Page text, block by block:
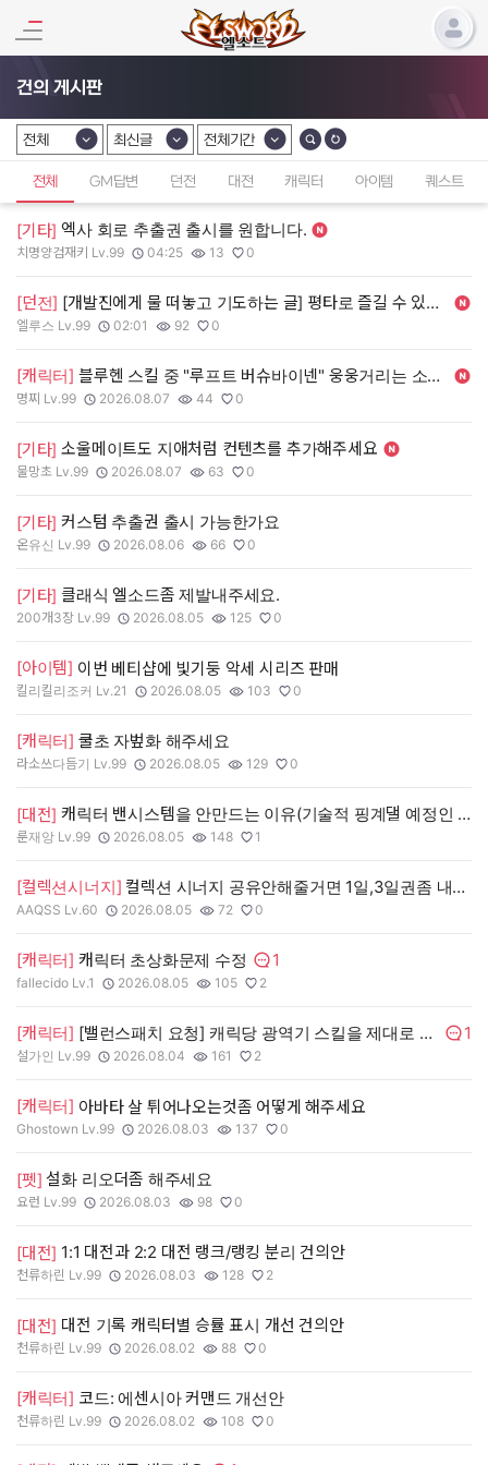
건의 게시판
카테고리 선택
전체
카테고리 선택
최신글
카테고리 선택
전체기간
전체 GM답변 던전 대전 캐릭터 아이템 퀘스트
[기타] 엑사 회로 추출권 출시를 원합니다.
작성자:
치명양검재키 Lv.99
작성일:
04:25
조회수:
13
추천수:
0
[던전] [개발진에게 물 떠놓고 기도하는 글] 평타로 즐길 수 있는 신 던전을 내주세요
작성자:
엘루스 Lv.99
작성일:
02:01
조회수:
92
추천수:
0
[캐릭터] 블루헨 스킬 중 "루프트 버슈바이넨" 웅웅거리는 소리 삭제 해 주세요 ㅠㅠ
작성자:
명찌 Lv.99
작성일:
2026.08.07
조회수:
44
추천수:
0
[기타] 소울메이트도 지애처럼 컨텐츠를 추가해주세요
작성자:
물망초 Lv.99
작성일:
2026.08.07
조회수:
63
추천수:
0
[기타] 커스텀 추출권 출시 가능한가요
작성자:
온유신 Lv.99
작성일:
2026.08.06
조회수:
66
추천수:
0
[기타] 클래식 엘소드좀 제발내주세요.
작성자:
200개3장 Lv.99
작성일:
2026.08.05
조회수:
125
추천수:
0
[아이템] 이번 베티샵에 빛기둥 악세 시리즈 판매
작성자:
킬리킬리조커 Lv.21
작성일:
2026.08.05
조회수:
103
추천수:
0
[캐릭터] 쿨초 자벞화 해주세요
작성자:
라소쓰다듬기 Lv.99
작성일:
2026.08.05
조회수:
129
추천수:
0
[대전] 캐릭터 밴시스템을 안만드는 이유(기술적 핑계댈 예정인 이유)
작성자:
룬재앙 Lv.99
작성일:
2026.08.05
조회수:
148
추천수:
1
[컬렉션시너지] 컬렉션 시너지 공유안해줄거면 1일,3일권좀 내주세요
작성자:
AAQSS Lv.60
작성일:
2026.08.05
조회수:
72
추천수:
0
[캐릭터] 캐릭터 초상화문제 수정 댓글수:
1
fallecido Lv.1 2026.08.05 105 2
[캐릭터] [밸런스패치 요청] 캐릭당 광역기 스킬을 제대로 점검 부탁드립니다. 댓글
1
작성자:
설가인 Lv.99
작성일:
2026.08.04
조회수:
161
추천수:
2
[캐릭터] 아바타 살 튀어나오는것좀 어떻게 해주세요
Ghostown Lv.99 2026.08.03 137 0
[펫] 설화 리오더좀 해주세요
작성자:
요런 Lv.99
작성일:
2026.08.03
조회수:
98
추천수:
0
[대전] 1:1 대전과 2:2 대전 랭크/랭킹 분리 건의안
작성자:
천류하린 Lv.99
작성일:
2026.08.03
조회수:
128
추천수:
2
[대전] 대전 기록 캐릭터별 승률 표시 개선 건의안
작성자:
천류하린 Lv.99
작성일:
2026.08.02
조회수:
88
추천수:
0
[캐릭터] 코드: 에센시아 커맨드 개선안
작성자:
천류하린 Lv.99
작성일:
2026.08.02
조회수:
108
추천수:
0